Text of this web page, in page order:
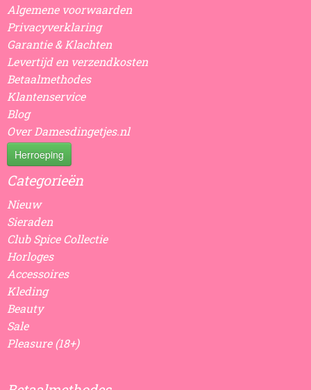
Algemene voorwaarden
Privacyverklaring
Garantie & Klachten
Levertijd en verzendkosten
Betaalmethodes
Klantenservice
Blog
Over Damesdingetjes.nl
Herroeping
Categorieën
Nieuw
Sieraden
Club Spice Collectie
Horloges
Accessoires
Kleding
Beauty
Sale
Pleasure (18+)